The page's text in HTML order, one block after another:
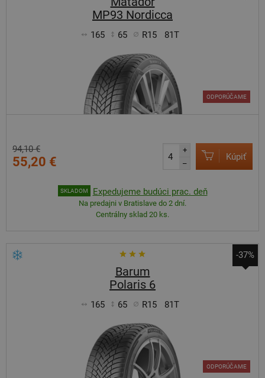
MP93 Nordicca
165 65 R15 81T
ODPORÚČAME
94,10 €
55,20 €
+
–
Kúpiť
SKLADOM Expedujeme budúci prac. deň
Na predajni v Bratislave do 2 dní.
Centrálny sklad 20 ks.
-37%
Barum
Polaris 6
165 65 R15 81T
ODPORÚČAME